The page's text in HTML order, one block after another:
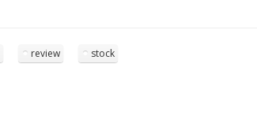
review stock